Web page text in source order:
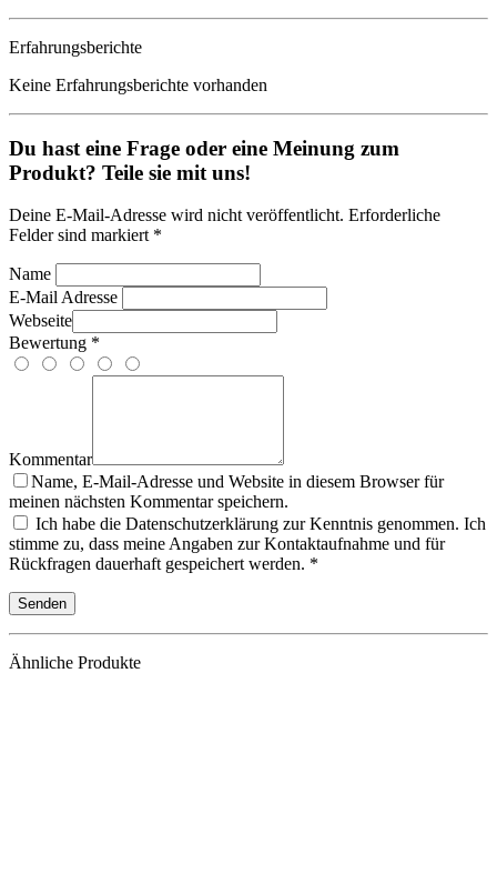
Erfahrungsberichte
Keine Erfahrungsberichte vorhanden
Du hast eine Frage oder eine Meinung zum
Produkt? Teile sie mit uns!
Deine E-Mail-Adresse wird nicht veröffentlicht. Erforderliche
Felder sind markiert *
Name
E-Mail Adresse
Webseite
Bewertung *
Kommentar
Name, E-Mail-Adresse und Website in diesem Browser für
meinen nächsten Kommentar speichern.
Ich habe die Datenschutzerklärung zur Kenntnis genommen. Ich
stimme zu, dass meine Angaben zur Kontaktaufnahme und für
Rückfragen dauerhaft gespeichert werden. *
Ähnliche Produkte